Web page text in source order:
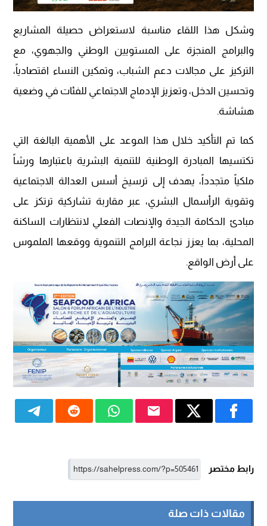
وشكل هذا اللقاء مناسبة لاستعراض حصيلة المشاريع
والبرامج المنجزة على المستويين الوطني والجهوي، مع
التركيز على مجالات دعم الشباب، وتمكين النساء اقتصادياً،
وتحسين الدخل، وتعزيز الإدماج الاجتماعي للفئات في وضعية
هشاشة.
كما تم التأكيد خلال هذا الموعد على الأهمية البالغة التي
تكتسيها المبادرة الوطنية للتنمية البشرية باعتبارها ورشاً
ملكياً متجدداً، يهدف إلى ترسيخ أسس العدالة الاجتماعية
وتقوية الرأسمال البشري، عبر مقاربة تشاركية ترتكز على
مبادئ الحكامة الجيدة والإنصات الفعلي لانتظارات الساكنة
المحلية، بما يعزز نجاعة البرامج التنموية ووقعها الملموس
على أرض الواقع.
رابط مختصر
مقالات ذات صلة